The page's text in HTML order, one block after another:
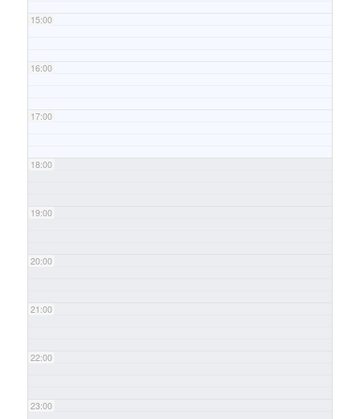
15:00
16:00
17:00
18:00
19:00
20:00
21:00
22:00
23:00